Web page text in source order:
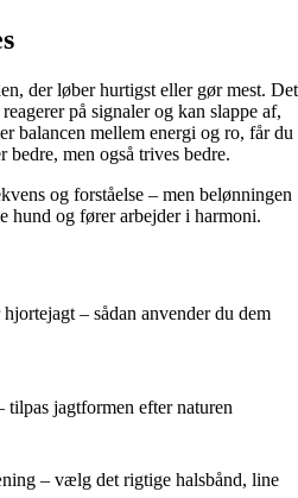
der løber hurtigst eller gør mest. Det
på signaler og kan slappe af,
balancen mellem energi og ro, får du
men også trives bedre.
og forståelse – men belønningen
hund og fører arbejder i harmoni.
– sådan anvender du dem
tilpas jagtformen efter naturen
– vælg det rigtige halsbånd, line